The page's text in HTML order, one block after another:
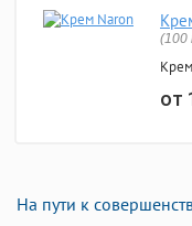
(100
от
На пути к